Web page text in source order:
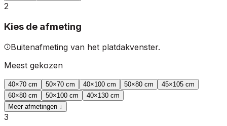
2
Kies de afmeting
Buitenafmeting van het platdakvenster.
Meest gekozen
40×70 cm 50×70 cm 40×100 cm 50×80 cm 45×105 cm
60×80 cm 50×100 cm 40×130 cm
Meer afmetingen ↓
3